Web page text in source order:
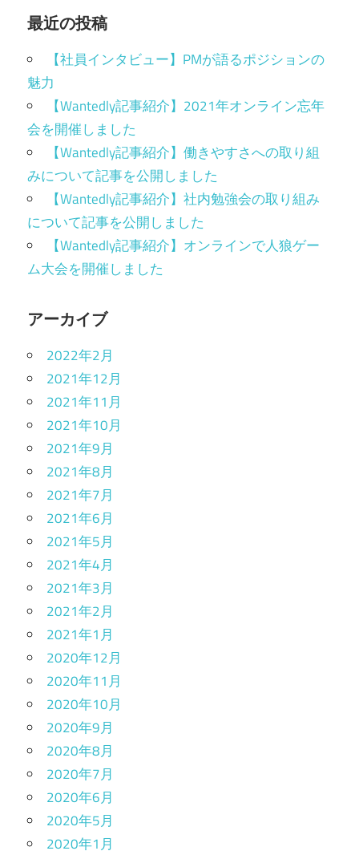
最近の投稿
【社員インタビュー】PMが語るポジションの
魅力
【Wantedly記事紹介】2021年オンライン忘年
会を開催しました
【Wantedly記事紹介】働きやすさへの取り組
みについて記事を公開しました
【Wantedly記事紹介】社内勉強会の取り組み
について記事を公開しました
【Wantedly記事紹介】オンラインで人狼ゲー
ム大会を開催しました
アーカイブ
2022年2月
2021年12月
2021年11月
2021年10月
2021年9月
2021年8月
2021年7月
2021年6月
2021年5月
2021年4月
2021年3月
2021年2月
2021年1月
2020年12月
2020年11月
2020年10月
2020年9月
2020年8月
2020年7月
2020年6月
2020年5月
2020年1月